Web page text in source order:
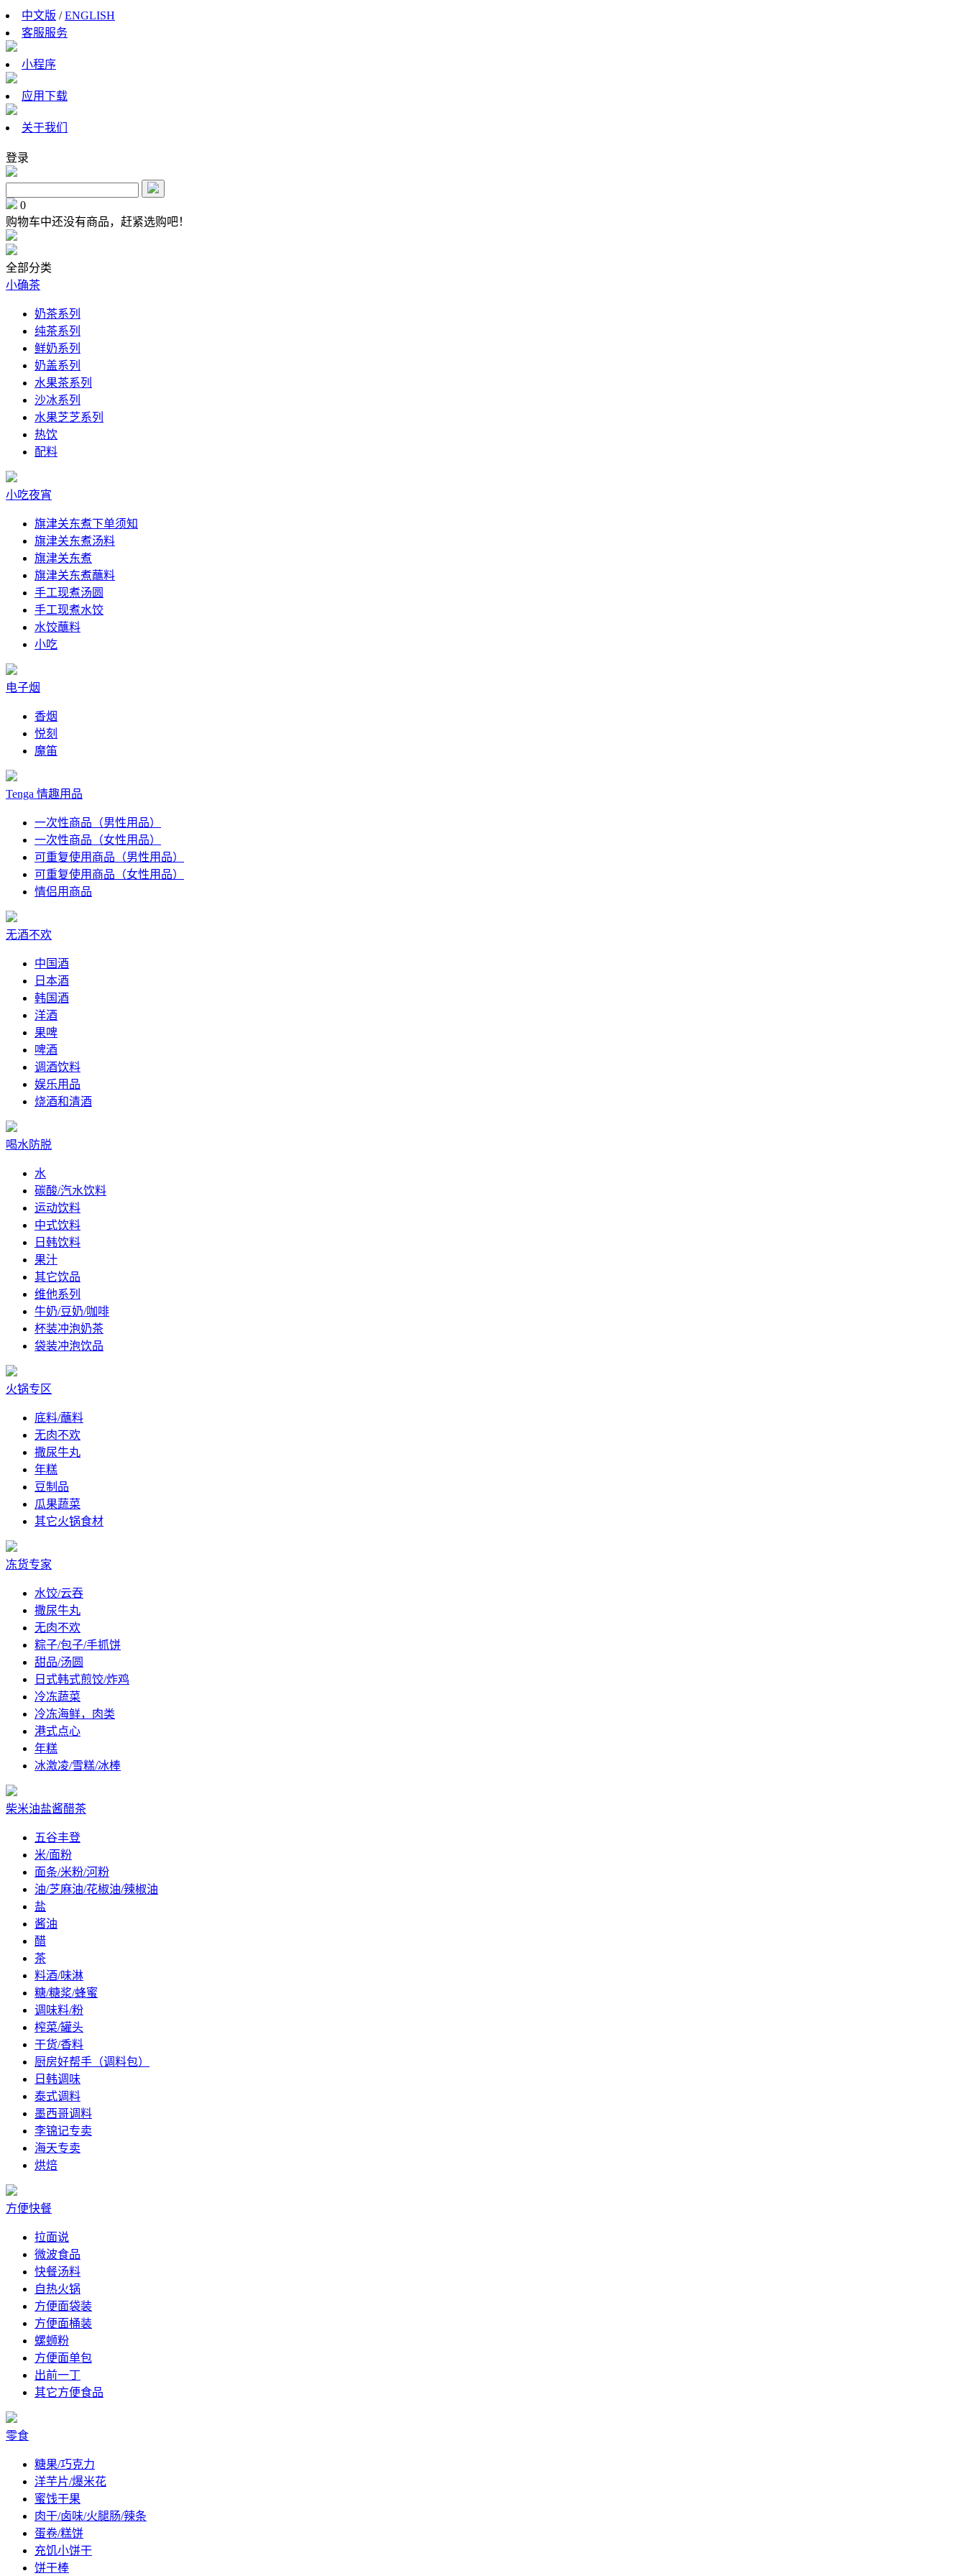
中文版 /ENGLISH
客服服务
小程序
应用下载
关于我们
登录
0
购物车中还没有商品，赶紧选购吧！
全部分类
小确茶
奶茶系列
纯茶系列
鲜奶系列
奶盖系列
水果茶系列
沙冰系列
水果芝芝系列
热饮
配料
小吃夜宵
旗津关东煮下单须知
旗津关东煮汤料
旗津关东煮
旗津关东煮蘸料
手工现煮汤圆
手工现煮水饺
水饺蘸料
小吃
电子烟
香烟
悦刻
魔笛
Tenga 情趣用品
一次性商品（男性用品）
一次性商品（女性用品）
可重复使用商品（男性用品）
可重复使用商品（女性用品）
情侣用商品
无酒不欢
中国酒
日本酒
韩国酒
洋酒
果啤
啤酒
调酒饮料
娱乐用品
烧酒和清酒
喝水防脱
水
碳酸/汽水饮料
运动饮料
中式饮料
日韩饮料
果汁
其它饮品
维他系列
牛奶/豆奶/咖啡
杯装冲泡奶茶
袋装冲泡饮品
火锅专区
底料/蘸料
无肉不欢
撒尿牛丸
年糕
豆制品
瓜果蔬菜
其它火锅食材
冻货专家
水饺/云吞
撒尿牛丸
无肉不欢
粽子/包子/手抓饼
甜品/汤圆
日式韩式煎饺/炸鸡
冷冻蔬菜
冷冻海鲜，肉类
港式点心
年糕
冰激凌/雪糕/冰棒
柴米油盐酱醋茶
五谷丰登
米/面粉
面条/米粉/河粉
油/芝麻油/花椒油/辣椒油
盐
酱油
醋
茶
料酒/味淋
糖/糖浆/蜂蜜
调味料/粉
榨菜/罐头
干货/香料
厨房好帮手（调料包）
日韩调味
泰式调料
墨西哥调料
李锦记专卖
海天专卖
烘焙
方便快餐
拉面说
微波食品
快餐汤料
自热火锅
方便面袋装
方便面桶装
螺蛳粉
方便面单包
出前一丁
其它方便食品
零食
糖果/巧克力
洋芋片/爆米花
蜜饯干果
肉干/卤味/火腿肠/辣条
蛋卷/糕饼
充饥小饼干
饼干棒